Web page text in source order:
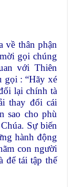
về thân phận
gọi chúng
với Thiên
gọi : “Hãy xé
lại chính tà
thay đổi cái
sao cho phù
Sự biến
hành động
con người
để tái tập thế